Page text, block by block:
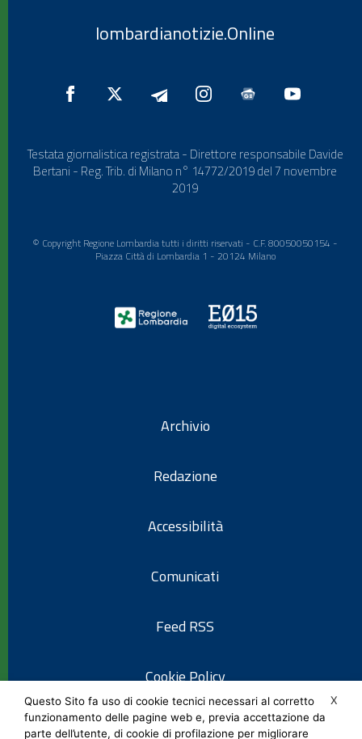
lombardianotizie.Online
Testata giornalistica registrata - Direttore responsabile Davide
Bertani - Reg. Trib. di Milano n° 14772/2019 del 7 novembre
2019
© Copyright Regione Lombardia tutti i diritti riservati - C.F. 80050050154 -
Piazza Città di Lombardia 1 - 20124 Milano
Archivio
Redazione
Accessibilità
Comunicati
Feed RSS
Cookie Policy
Informativa privacy
X
Questo Sito fa uso di cookie tecnici necessari al corretto
funzionamento delle pagine web e, previa accettazione da
parte dell’utente, di cookie di profilazione per migliorare